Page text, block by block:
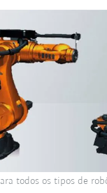
todos os tipos de